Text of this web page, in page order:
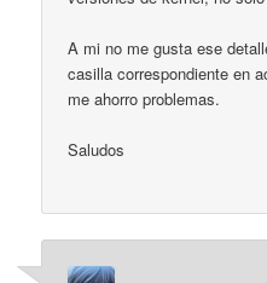
A mi no me gusta ese
casilla correspondiente en
me ahorro problemas.
Saludos